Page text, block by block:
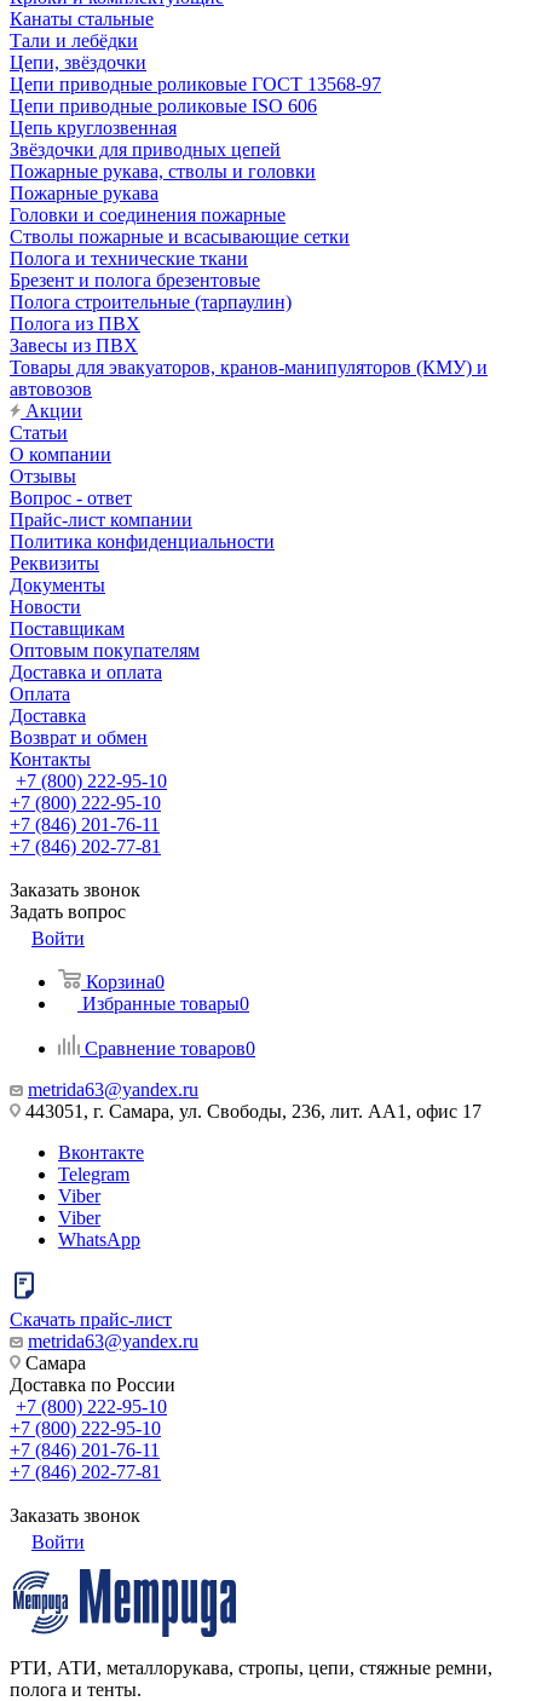
Канаты стальные
Тали и лебёдки
Цепи, звёздочки
Цепи приводные роликовые ГОСТ 13568-97
Цепи приводные роликовые ISO 606
Цепь круглозвенная
Звёздочки для приводных цепей
Пожарные рукава, стволы и головки
Пожарные рукава
Головки и соединения пожарные
Стволы пожарные и всасывающие сетки
Полога и технические ткани
Брезент и полога брезентовые
Полога строительные (тарпаулин)
Полога из ПВХ
Завесы из ПВХ
Товары для эвакуаторов, кранов-манипуляторов (КМУ) и
автовозов
Акции
Статьи
О компании
Отзывы
Вопрос - ответ
Прайс-лист компании
Политика конфиденциальности
Реквизиты
Документы
Новости
Поставщикам
Оптовым покупателям
Доставка и оплата
Оплата
Доставка
Возврат и обмен
Контакты
+7 (800) 222-95-10
+7 (800) 222-95-10
+7 (846) 201-76-11
+7 (846) 202-77-81
Заказать звонок
Задать вопрос
Войти
Корзина0
Избранные товары0
Сравнение товаров0
metrida63@yandex.ru
443051, г. Самара, ул. Свободы, 236, лит. АА1, офис 17
Вконтакте
Telegram
Viber
Viber
WhatsApp
Скачать прайс-лист
metrida63@yandex.ru
Самара
Доставка по России
+7 (800) 222-95-10
+7 (800) 222-95-10
+7 (846) 201-76-11
+7 (846) 202-77-81
Заказать звонок
Войти
РТИ, АТИ, металлорукава, стропы, цепи, стяжные ремни,
полога и тенты.